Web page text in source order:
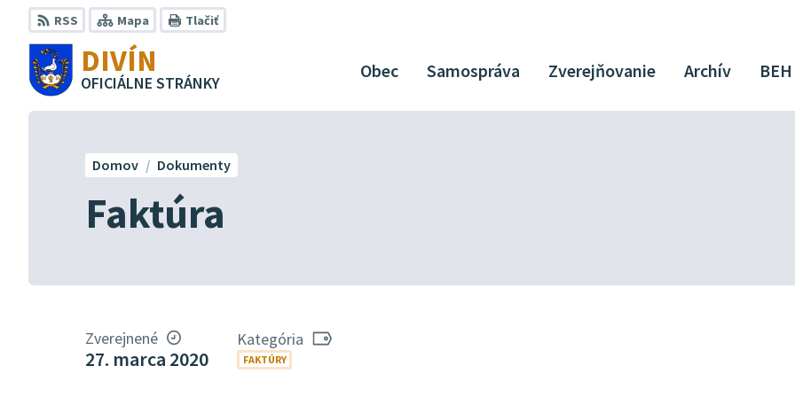
Preskočiť
na
obsah
RSS Mapa Tlačiť
DIVÍN
OFICIÁLNE STRÁNKY
Obec Samospráva Zverejňovanie Archív BEH
Faktúra
Domov Dokumenty
Zverejnené
27. marca 2020
Kategória
FAKTÚRY